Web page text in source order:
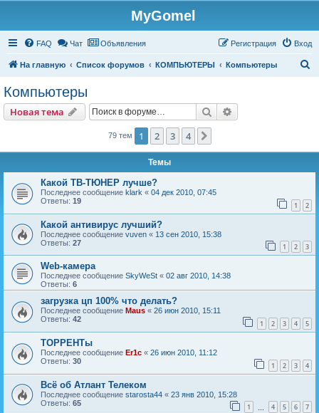
MyGomel
FAQ Чат Объявления Вход
Регистрация
На главную Список форумов КОМПЬЮТЕРЫ Компьютеры
Компьютеры
Новая тема
Новаятема Поиск
79 тем 1 2 3 4
Темы
Какой ТВ-ТЮНЕР лучше?
Последнее сообщение klark « 04 дек 2010, 07:45
Ответы: 19 1 2
Какой антивирус лучший?
Последнее сообщение vuven « 13 сен 2010, 15:38
Ответы: 27 1 2 3
Web-камера
Последнее сообщение SkyWeSt « 02 авг 2010, 14:38
Ответы: 6
загрузка цп 100% что делать?
Последнее сообщение Maus « 26 июн 2010, 15:11
Ответы: 42 1 2 3 4 5
ТОРРЕНТы
Последнее сообщение Er1c « 26 июн 2010, 11:12
Ответы: 30 1 2 3 4
Всё об Атлант Телеком
Последнее сообщение starosta44 « 23 янв 2010, 15:28
Ответы: 65 1 4 5 6 7